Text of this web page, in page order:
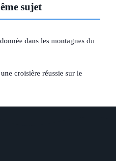
sujet
dans les montagnes du
croisière réussie sur le